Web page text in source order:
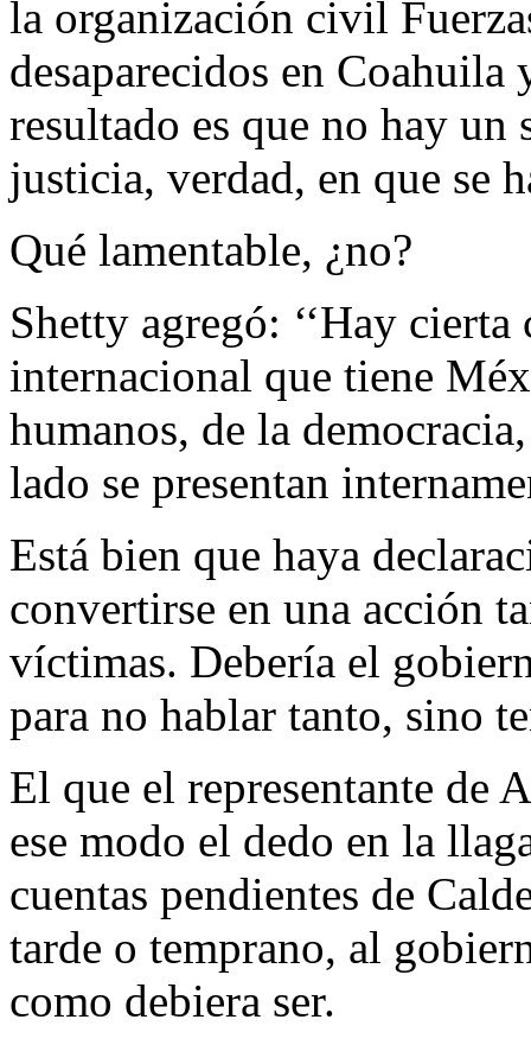
la organización civil
desaparecidos en Coahuila
resultado es que no hay un
justicia, verdad, en que se
Qué lamentable, ¿no?
Shetty agregó: ‘‘Hay
internacional que tiene
humanos, de la
lado se presentan
Está bien que haya
convertirse en una acción
víctimas. Debería el
para no hablar tanto, sino
El que el representante de
ese modo el dedo en la
cuentas pendientes de
tarde o temprano, al
como debiera ser.